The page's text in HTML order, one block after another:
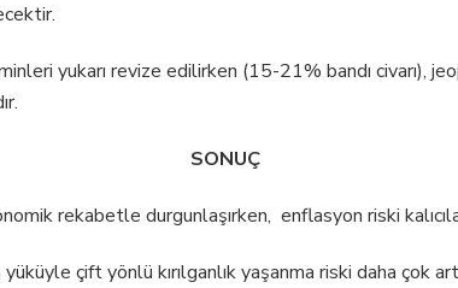
yukarı revize edilirken (15-21% bandı civarı),
SONUÇ
rekabetle durgunlaşırken, enflasyon riski
yüküyle çift yönlü kırılganlık yaşanma riski daha çok